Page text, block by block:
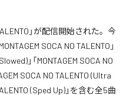
」が配信開始された。今
SOCA NO TALENTO」
」「MONTAGEM SOCA NO
SOCA NO TALENTO (Ultra
(Sped Up)」を含む全5曲